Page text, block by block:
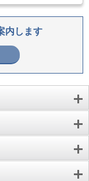
内します